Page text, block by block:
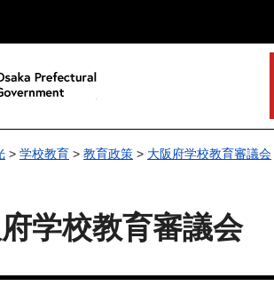
> 学校教育 > 教育政策 > 大阪府学校教育審議会
学校教育審議会